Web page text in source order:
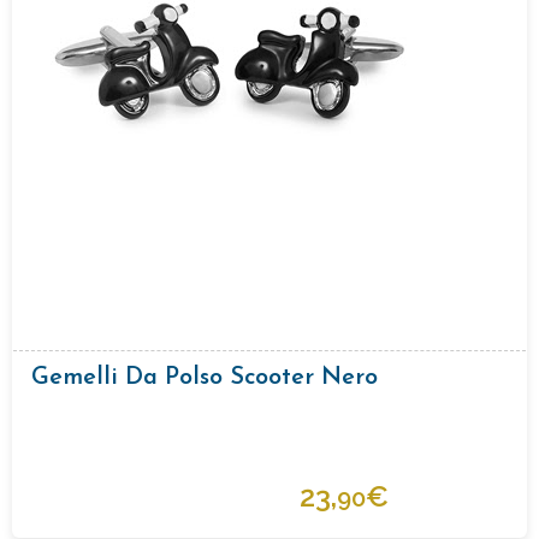
Gemelli Da Polso Scooter Nero
23,90€